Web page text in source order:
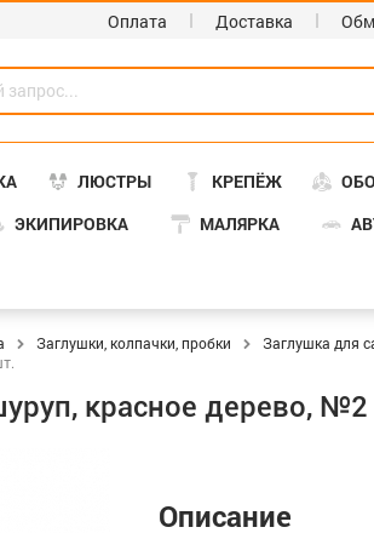
Оплата Доставка
ЛЮСТРЫ КРЕПЁЖ
ЭКИПИРОВКА МАЛЯРКА
Заглушки, колпачки, пробки
Заглушка для
красное дерево,
Описание